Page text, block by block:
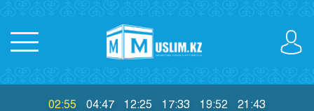
02:55 04:47 12:25 17:33 19:52 21:43